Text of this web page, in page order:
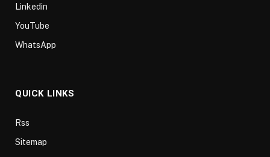
Linkedin
YouTube
WhatsApp
QUICK LINKS
Rss
Sitemap